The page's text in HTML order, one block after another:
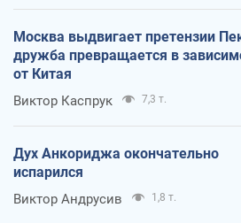
Москва выдвигает претензии
дружба превращается в
от Китая
Виктор Каспрук 7,3 т.
Дух Анкориджа окончательно
испарился
Виктор Андрусив 1,8 т.